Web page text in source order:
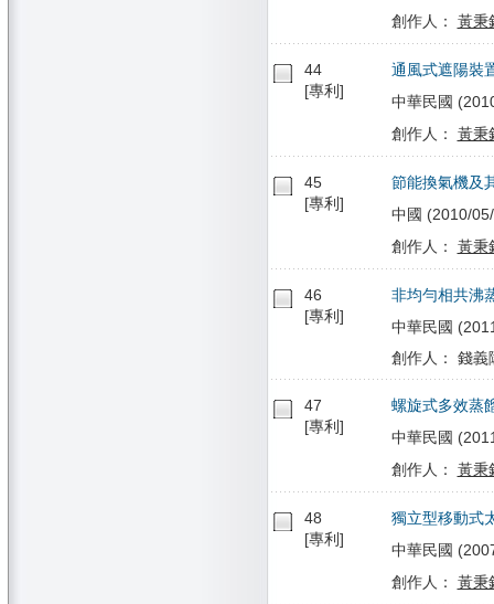
創作人： 黃秉
44
[專利]
通風式遮陽裝
中華民國
創作人： 黃秉
45
[專利]
節能換氣機及
中國 (2010/
創作人： 黃秉
46
[專利]
非均勻相共沸
中華民國
創作人： 錢義
47
[專利]
螺旋式多效蒸
中華民國
創作人： 黃秉
48
[專利]
獨立型移動式
中華民國
創作人： 黃秉